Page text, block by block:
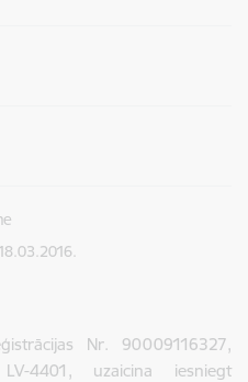
Nr. 90009116327,
4401, uzaicina iesniegt